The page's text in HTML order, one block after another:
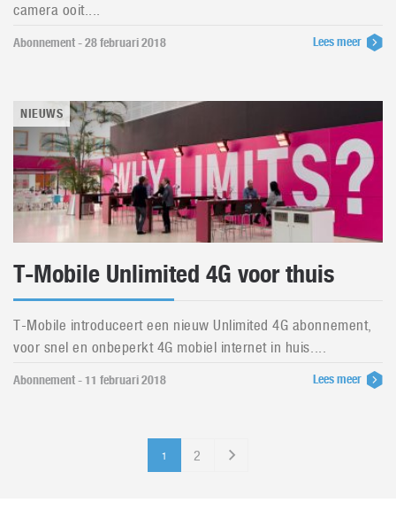
camera ooit....
Abonnement - 28 februari 2018 Lees meer
NIEUWS
T-Mobile Unlimited 4G voor thuis
T-Mobile introduceert een nieuw Unlimited 4G abonnement,
voor snel en onbeperkt 4G mobiel internet in huis....
Abonnement - 11 februari 2018 Lees meer
1 2